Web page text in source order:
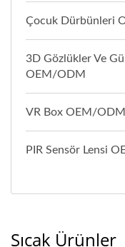
Çocuk Dürbünleri
3D Gözlükler Ve
OEM/ODM
VR Box OEM/ODM
PIR Sensör Lensi
Sıcak Ürünler